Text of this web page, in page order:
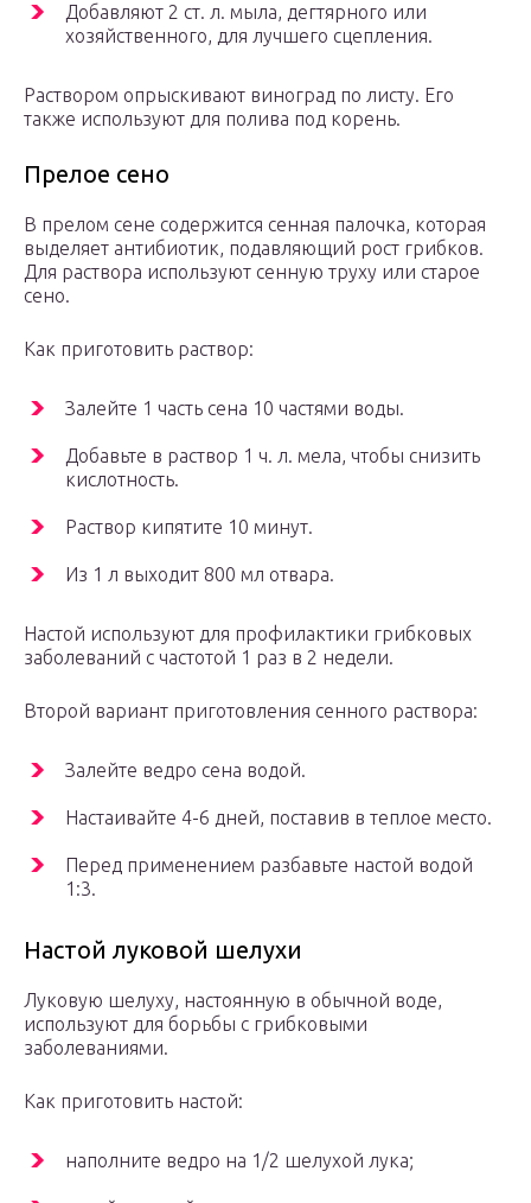
Добавляют 2 ст. л. мыла, дегтярного или
хозяйственного, для лучшего сцепления.
Раствором опрыскивают виноград по листу. Его
также используют для полива под корень.
Прелое сено
В прелом сене содержится сенная палочка, которая
выделяет антибиотик, подавляющий рост грибков.
Для раствора используют сенную труху или старое
сено.
Как приготовить раствор:
Залейте 1 часть сена 10 частями воды.
Добавьте в раствор 1 ч. л. мела, чтобы снизить
кислотность.
Раствор кипятите 10 минут.
Из 1 л выходит 800 мл отвара.
Настой используют для профилактики грибковых
заболеваний с частотой 1 раз в 2 недели.
Второй вариант приготовления сенного раствора:
Залейте ведро сена водой.
Настаивайте 4-6 дней, поставив в теплое место.
Перед применением разбавьте настой водой
1:3.
Настой луковой шелухи
Луковую шелуху, настоянную в обычной воде,
используют для борьбы с грибковыми
заболеваниями.
Как приготовить настой:
наполните ведро на 1/2 шелухой лука;